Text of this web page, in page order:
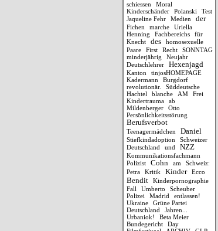
schiessen
Moral
Kinderschänder
Polanski
Test
Jaqueline Fehr
Medien der
Fichen marche
Uriella
Henning
Fachbereichs
für
Knecht
des
homosexuelle
Paare
First Recht
SONNTAG
minderjährig
Neujahr
Deutschlehrer
Hexenjagd
Kanton
tinjosHOMEPAGE
Kadermann
Burgdorf
revolutionär.
Süddeutsche
Hachtel
blanche AM
Frei
Kindertrauma
ab
Mildenberger
Otto
Persönlichkeitsstörung
Berufsverbot
Teenagermädchen Daniel
Stiefkindadoption
Schweizer
Deutschland
und NZZ
Kommunikationsfachmann
Polizist
Cohn am
Schweiz:
Petra
Kritik Kinder Ecco
Bendit
Kinderpornographie
Fall
Umberto
Scheuber
Polizei
Madrid
entlassen!
Ukraine
Grüne Partei
Deutschland
Jahren...
Urbaniok!
Beta Meier
Bundegericht
Day